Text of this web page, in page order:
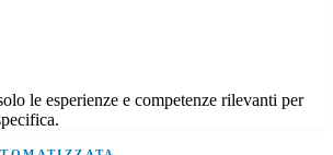
le esperienze e competenze rilevanti per